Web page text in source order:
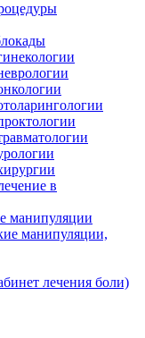
в
манипуляции
манипуляции,
лечения боли)